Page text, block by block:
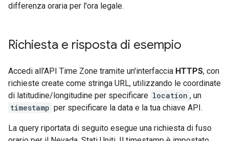
differenza oraria per l'ora legale.
Richiesta e risposta di esempio
Accedi all'API Time Zone tramite un'interfaccia HTTPS, con
richieste create come stringa URL, utilizzando le coordinate
di latitudine/longitudine per specificare location , un
timestamp per specificare la data e la tua chiave API.
La query riportata di seguito esegue una richiesta di fuso